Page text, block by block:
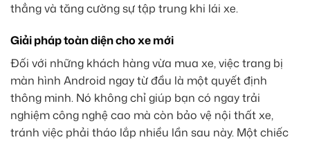
thẳng và tăng cường sự tập trung khi lái xe.
Giải pháp toàn diện cho xe mới
Đối với những khách hàng vừa mua xe, việc trang bị
màn hình Android ngay từ đầu là một quyết định
thông minh. Nó không chỉ giúp bạn có ngay trải
nghiệm công nghệ cao mà còn bảo vệ nội thất xe,
tránh việc phải tháo lắp nhiều lần sau này. Một chiếc